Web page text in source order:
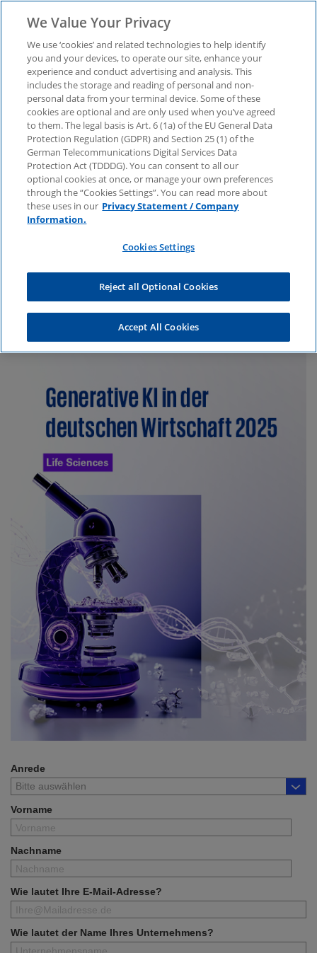
Jetzt herunterladen:
Generative KI in der
deutschen Wirtschaft
2025 (Life Sciences)
Erfahren Sie jetzt in unserer Studie, wie die Life-
Sciences-Branche bereits auf künstliche
Unternehmen mit KI verbinden.
Anrede
Vorname
Nachname
Wie lautet Ihre E-Mail-Adresse?
Wie lautet der Name Ihres Unternehmens?
We Value Your Privacy
We use ‘cookies’ and related technologies to help identify
you and your devices, to operate our site, enhance your
experience and conduct advertising and analysis. This
includes the storage and reading of personal and non-
personal data from your terminal device. Some of these
cookies are optional and are only used when you’ve agreed
to them. The legal basis is Art. 6 (1a) of the EU General Data
Protection Regulation (GDPR) and Section 25 (1) of the
German Telecommunications Digital Services Data
Protection Act (TDDDG). You can consent to all our
optional cookies at once, or manage your own preferences
through the “Cookies Settings”. You can read more about
these uses in our Privacy Statement / Company
Information.
Cookies Settings
Reject all Optional Cookies
Accept All Cookies